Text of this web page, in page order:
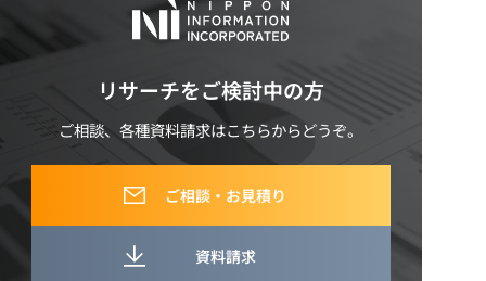
リサーチをご検討中の方
ご相談、各種資料請求はこちらからどうぞ。
ご相談・お見積り
資料請求